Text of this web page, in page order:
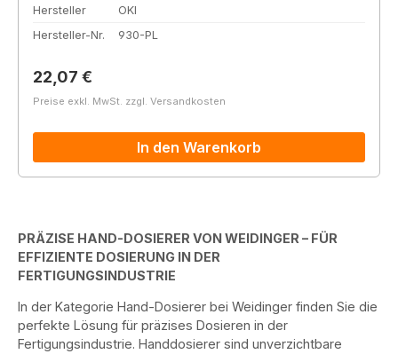
Hersteller
OKI
Hersteller-Nr.
930-PL
Regulärer Preis:
22,07 €
Preise exkl. MwSt. zzgl. Versandkosten
In den Warenkorb
PRÄZISE HAND-DOSIERER VON WEIDINGER – FÜR
EFFIZIENTE DOSIERUNG IN DER
FERTIGUNGSINDUSTRIE
In der Kategorie Hand-Dosierer bei Weidinger finden Sie die
perfekte Lösung für präzises Dosieren in der
Fertigungsindustrie. Handdosierer sind unverzichtbare